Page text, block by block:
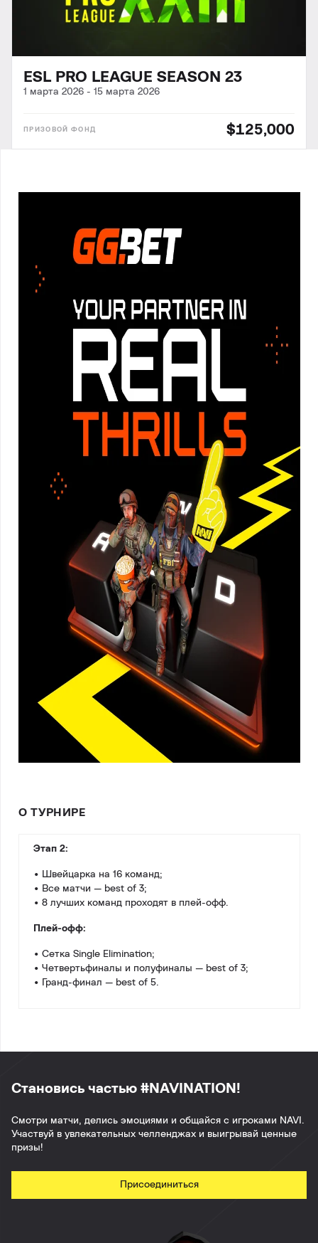
ESL PRO LEAGUE SEASON 23
1 марта 2026 - 15 марта 2026
$125,000
О ТУРНИРЕ
Этап 2:
• Швейцарка на 16 команд;
• Все матчи — best of 3;
• 8 лучших команд проходят в плей-офф.
Плей-офф:
• Сетка Single Elimination;
• Четвертьфиналы и полуфиналы — best of 3;
• Гранд-финал — best of 5.
Становись частью #NAVINATION!
Смотри матчи, делись эмоциями и общайся с игроками NAVI.
Участвуй в увлекательных челленджах и выигрывай ценные
призы!
Присоединиться